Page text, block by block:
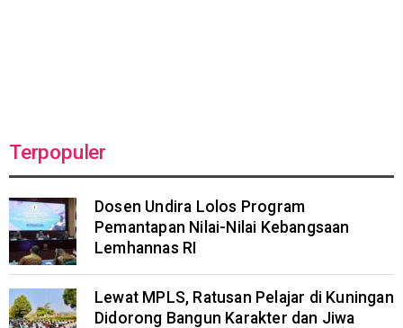
Terpopuler
Dosen Undira Lolos Program
Pemantapan Nilai-Nilai Kebangsaan
Lemhannas RI
Lewat MPLS, Ratusan Pelajar di Kuningan
Didorong Bangun Karakter dan Jiwa